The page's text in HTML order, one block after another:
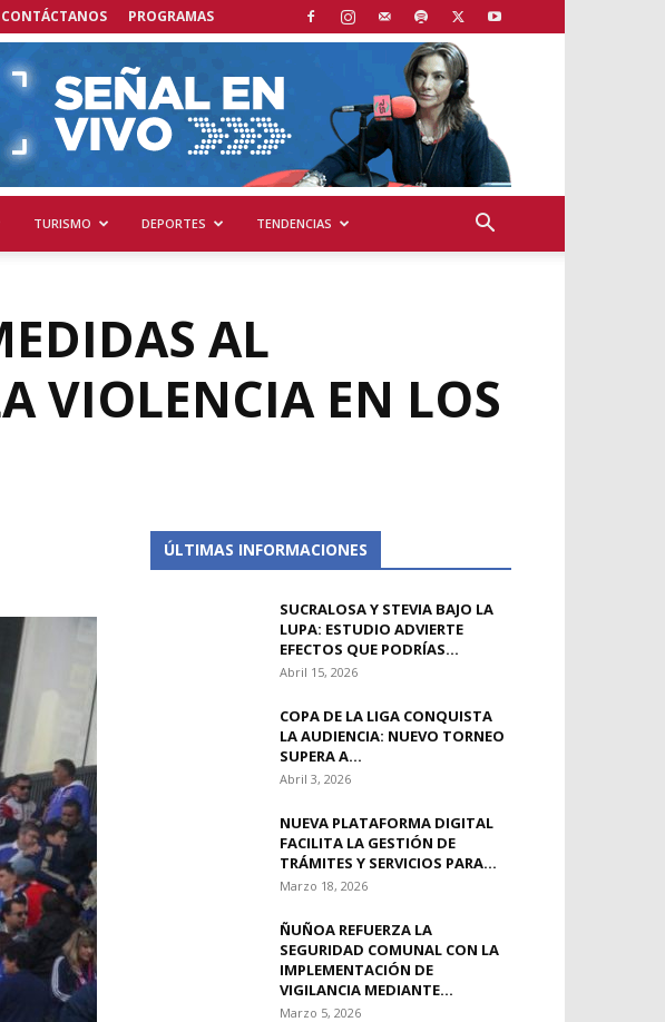
CONTÁCTANOS PROGRAMAS
TURISMO DEPORTES TENDENCIAS
AL
VIOLENCIA EN LOS
ÚLTIMAS INFORMACIONES
SUCRALOSA Y STEVIA BAJO LA
LUPA: ESTUDIO ADVIERTE
EFECTOS QUE PODRÍAS...
Abril 15, 2026
COPA DE LA LIGA CONQUISTA
LA AUDIENCIA: NUEVO TORNEO
SUPERA A...
Abril 3, 2026
NUEVA PLATAFORMA DIGITAL
FACILITA LA GESTIÓN DE
TRÁMITES Y SERVICIOS PARA...
Marzo 18, 2026
ÑUÑOA REFUERZA LA
SEGURIDAD COMUNAL CON LA
IMPLEMENTACIÓN DE
VIGILANCIA MEDIANTE...
Marzo 5, 2026